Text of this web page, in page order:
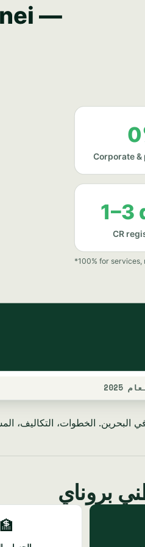
الخطوات، التكاليف،
بروناي
🏦